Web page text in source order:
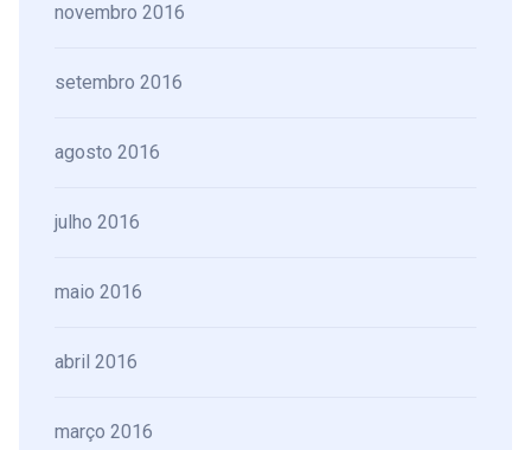
novembro 2016
setembro 2016
agosto 2016
julho 2016
maio 2016
abril 2016
março 2016